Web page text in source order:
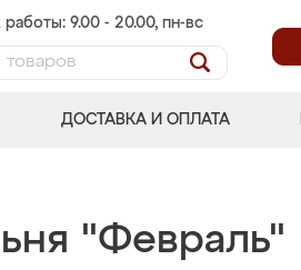
работы: 9.00 - 20.00, пн-вс
ДОСТАВКА И ОПЛАТА
"Февраль"